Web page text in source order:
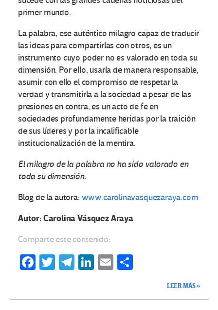
primer mundo.
La palabra, ese auténtico milagro capaz de traducir
las ideas para compartirlas con otros, es un
instrumento cuyo poder no es valorado en toda su
dimensión. Por ello, usarla de manera responsable,
asumir con ello el compromiso de respetar la
verdad y transmitirla a la sociedad a pesar de las
presiones en contra, es un acto de fe en
sociedades profundamente heridas por la traición
de sus líderes y por la incalificable
institucionalización de la mentira.
El milagro de la palabra no ha sido valorado en
toda su dimensión.
Blog de la autora: www.carolinavasquezaraya.com
Autor: Carolina Vásquez Araya
Comparte este contenido:
Fa T
Te
Li
E
LEER MÁS »